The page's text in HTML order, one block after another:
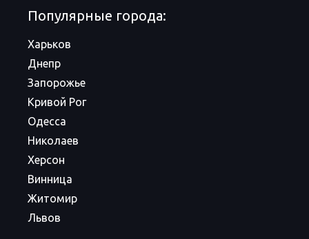
Популярные города:
Харьков
Днепр
Запорожье
Кривой Рог
Одесса
Николаев
Херсон
Винница
Житомир
Львов